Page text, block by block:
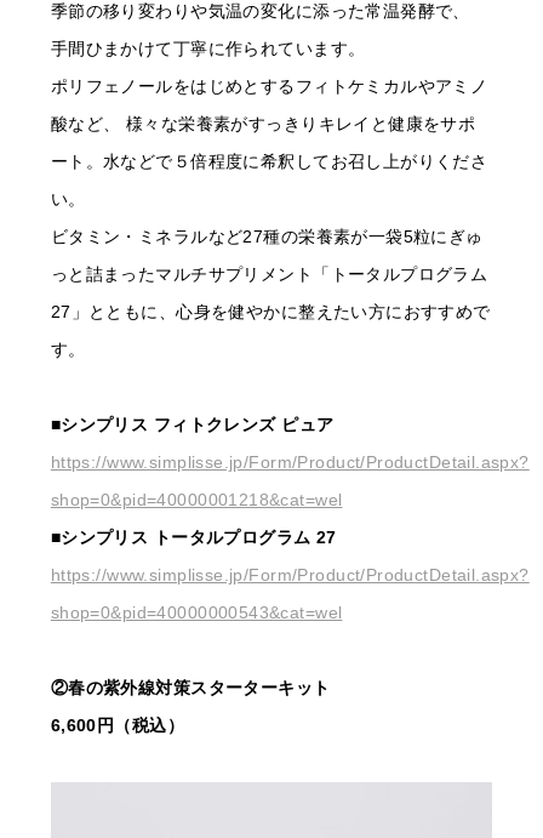
季節の移り変わりや気温の変化に添った常温発酵で、
手間ひまかけて丁寧に作られています。
ポリフェノールをはじめとするフィトケミカルやアミノ
酸など、 様々な栄養素がすっきりキレイと健康をサポ
ート。水などで５倍程度に希釈してお召し上がりくださ
い。
ビタミン・ミネラルなど27種の栄養素が一袋5粒にぎゅ
っと詰まったマルチサプリメント「トータルプログラム
27」とともに、心身を健やかに整えたい方におすすめで
す。
■シンプリス フィトクレンズ ピュア
https://www.simplisse.jp/Form/Product/ProductDetail.aspx?
shop=0&pid=40000001218&cat=wel
■シンプリス トータルプログラム 27
https://www.simplisse.jp/Form/Product/ProductDetail.aspx?
shop=0&pid=40000000543&cat=wel
②春の紫外線対策スターターキット
6,600円（税込）